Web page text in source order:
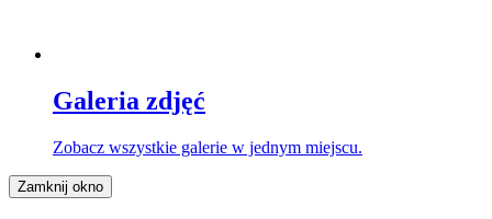
Galeria zdjęć
Zobacz wszystkie galerie w jednym miejscu.
Zamknij okno